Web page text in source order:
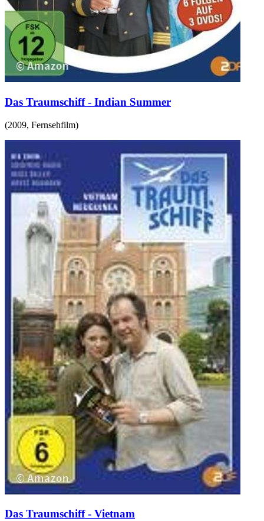
Das Traumschiff - Indian Summer
(2009, Fernsehfilm)
Das Traumschiff - Vietnam